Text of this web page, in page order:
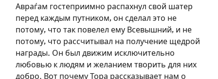
Авраѓам гостеприимно распахнул свой шатер
перед каждым путником, он сделал это не
потому, что так повелел ему Всевышний, и не
потому, что рассчитывал на получение щедрой
награды. Он был движим исключительно
любовью к людям и желанием творить для них
добро. Вот почему Тора рассказывает нам о